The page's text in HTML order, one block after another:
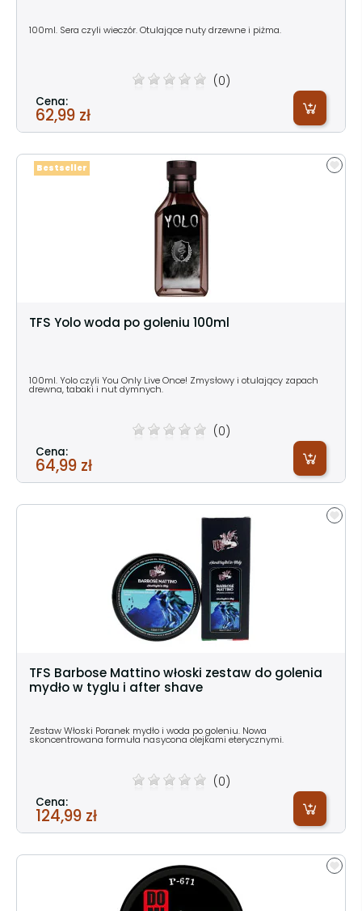
100ml. Sera czyli wieczór. Otulające nuty drzewne i piżma.
(0)
Cena:
62,99 zł
TFS Yolo woda po goleniu 100ml
100ml. Yolo czyli You Only Live Once! Zmysłowy i otulający zapach
drewna, tabaki i nut dymnych.
(0)
Cena:
64,99 zł
Bestseller
TFS Barbose Mattino włoski zestaw do golenia
mydło w tyglu i after shave
Zestaw Włoski Poranek mydło i woda po goleniu. Nowa
skoncentrowana formuła nasycona olejkami eterycznymi.
(0)
Cena:
124,99 zł